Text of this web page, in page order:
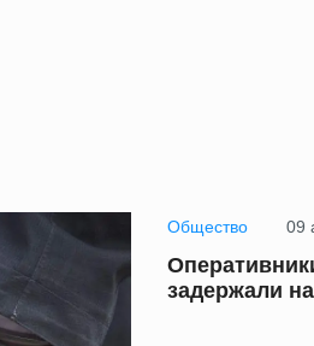
Общество 09
задержали